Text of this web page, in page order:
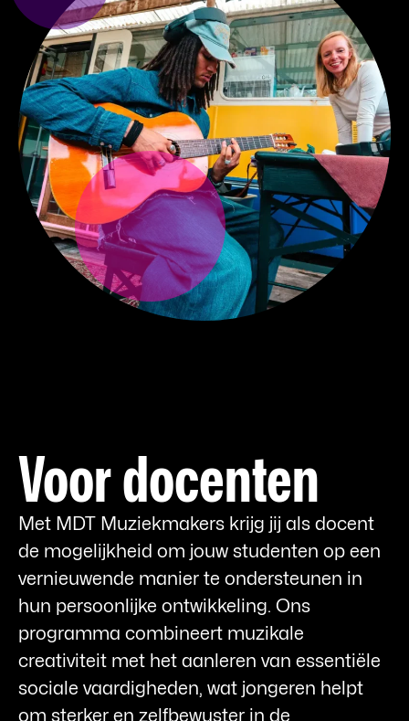
Voor docenten
Met MDT Muziekmakers krijg jij als docent
de mogelijkheid om jouw studenten op een
vernieuwende manier te ondersteunen in
hun persoonlijke ontwikkeling. Ons
programma combineert muzikale
creativiteit met het aanleren van essentiële
sociale vaardigheden, wat jongeren helpt
om sterker en zelfbewuster in de